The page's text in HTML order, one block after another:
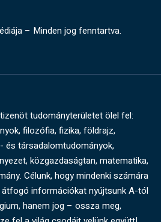
– Minden jog fenntartva.
tudományterületet ölel fel:
filozófia, fizika, földrajz,
és társadalomtudományok,
közgazdaságtan, matematika,
Célunk, hogy mindenki számára
információkat nyújtsunk A-tól
hanem jog – ossza meg,